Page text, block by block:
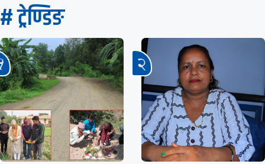
# ट्रेण्डिङ